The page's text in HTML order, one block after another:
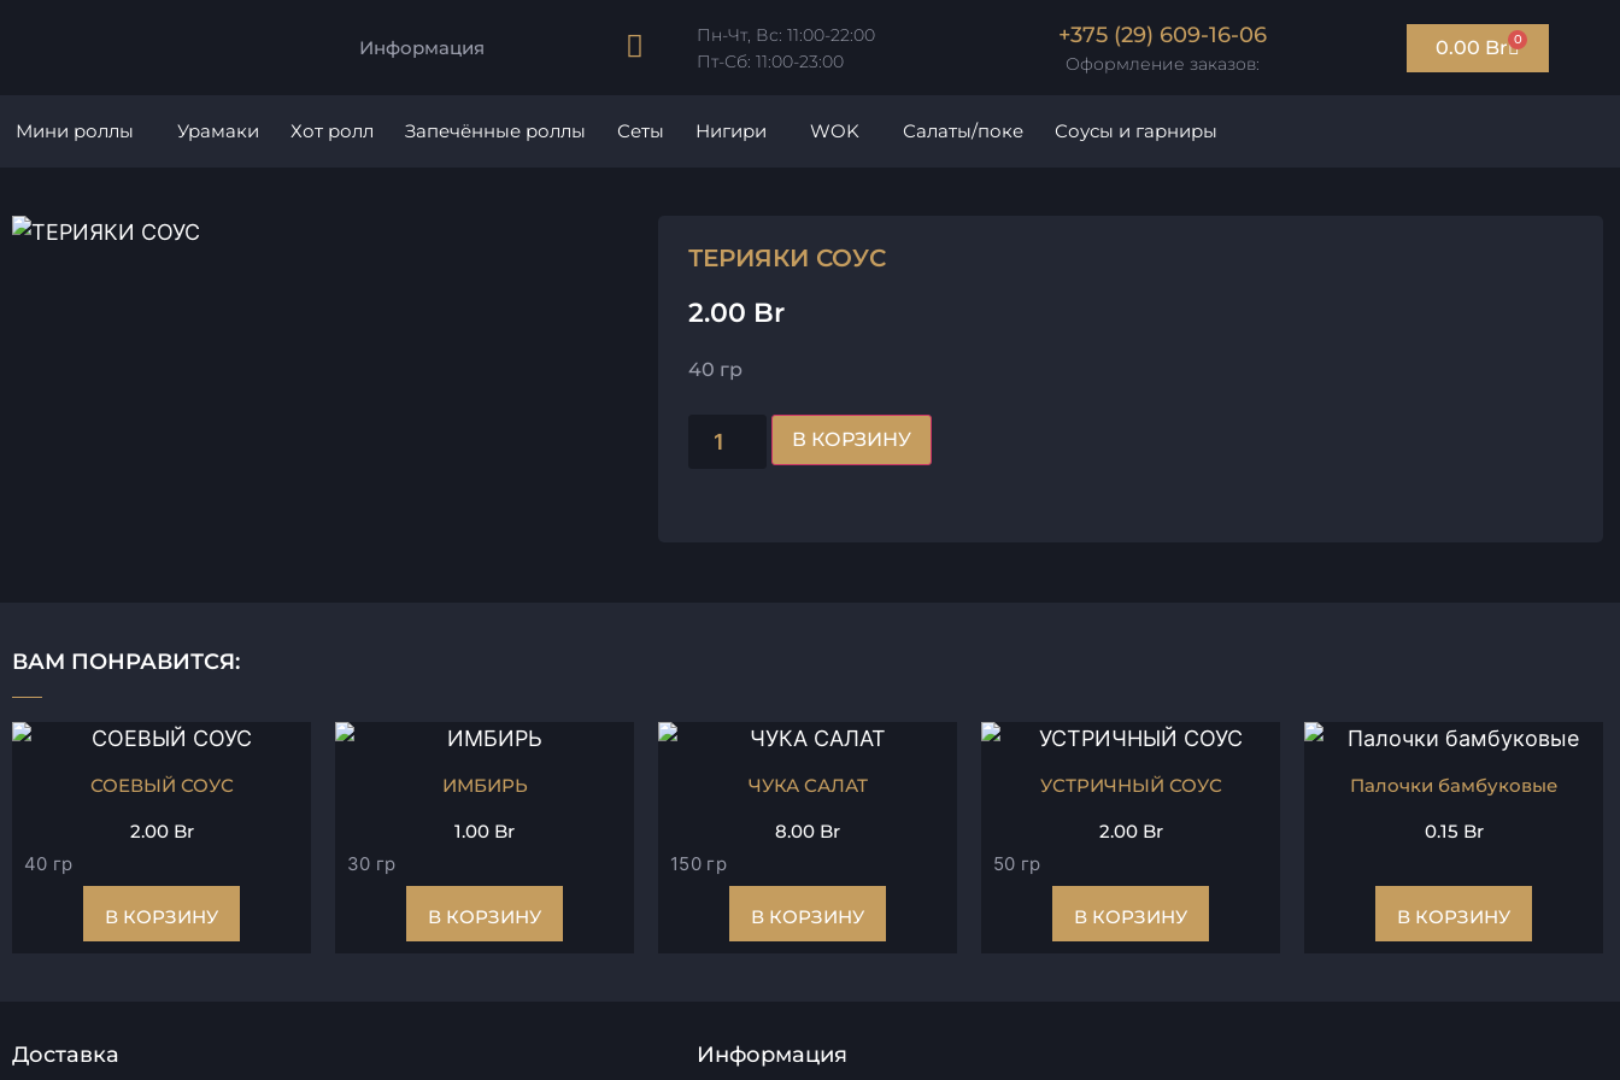
Информация
Пн-Чт, Вс: 11:00-22:00
Пт-Сб: 11:00-23:00
+375 (29) 609-16-06
Оформление заказов:
0.00 Br 0
Мини роллы Урамаки Хот ролл Запечённые роллы Сеты Нигири WOK Салаты/поке Соусы и гарниры
ТЕРИЯКИ СОУС
2.00 Br
40 гр
В КОРЗИНУ
ВАМ ПОНРАВИТСЯ:
СОЕВЫЙ СОУС
2.00 Br
40 гр
В КОРЗИНУ
ИМБИРЬ
1.00 Br
30 гр
В КОРЗИНУ
ЧУКА САЛАТ
8.00 Br
150 гр
В КОРЗИНУ
УСТРИЧНЫЙ СОУС
2.00 Br
50 гр
В КОРЗИНУ
Палочки бамбуковые
0.15 Br
В КОРЗИНУ
Доставка Информация